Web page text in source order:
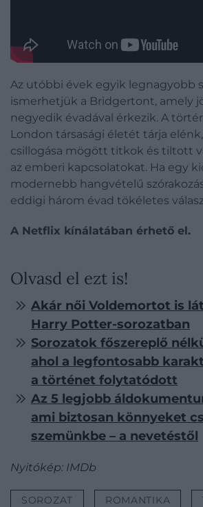
Az utóbbi évek egyik legnagyobb
ismerhetjük a Bridgertont, amely
negyedik évadával érkezik. A
London társasági életét tárja
csillogása mögött titkok és tiltott
az emberi kapcsolatokat. Ha egy
modernebb hangvételű
eddigi három évad tökéletes
A Netflix kínálatában érhető el.
Olvasd el ezt is!
Akár női Voldemortot is
Harry Potter-sorozatban
Sorozatok főszereplő
ahol a legfontosabb
a történet folytatódott
Az 5 legjobb
ami biztosan könnyeket
szemünkbe – a nevetéstől
Nyitókép: IMDb
SOROZAT ROMANTIKA